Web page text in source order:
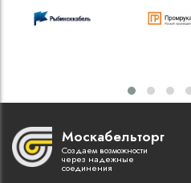
Москабельторг
Создаем возможности
через надежные
соединения